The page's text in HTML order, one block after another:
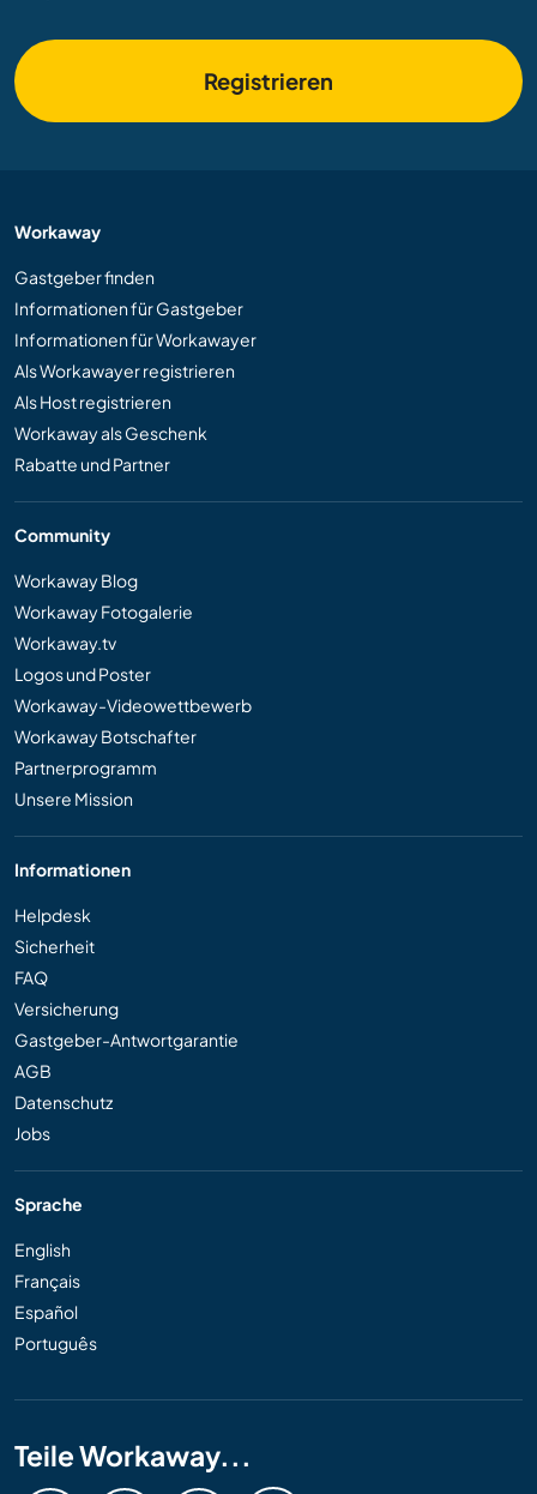
Registrieren
Workaway
Gastgeber finden
Informationen für Gastgeber
Informationen für Workawayer
Als Workawayer registrieren
Als Host registrieren
Workaway als Geschenk
Rabatte und Partner
Community
Workaway Blog
Workaway Fotogalerie
Workaway.tv
Logos und Poster
Workaway-Videowettbewerb
Workaway Botschafter
Partnerprogramm
Unsere Mission
Informationen
Helpdesk
Sicherheit
FAQ
Versicherung
Gastgeber-Antwortgarantie
AGB
Datenschutz
Jobs
Sprache
English
Français
Español
Português
Teile Workaway...